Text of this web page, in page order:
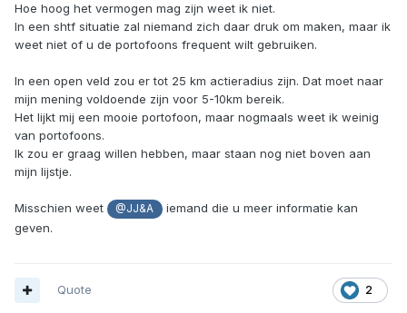
Hoe hoog het vermogen mag zijn weet ik niet.
In een shtf situatie zal niemand zich daar druk om maken, maar ik
weet niet of u de portofoons frequent wilt gebruiken.
In een open veld zou er tot 25 km actieradius zijn. Dat moet naar
mijn mening voldoende zijn voor 5-10km bereik.
Het lijkt mij een mooie portofoon, maar nogmaals weet ik weinig
van portofoons.
Ik zou er graag willen hebben, maar staan nog niet boven aan
mijn lijstje.
Misschien weet @JJ&A
iemand die u meer informatie kan
geven.
2
Quote